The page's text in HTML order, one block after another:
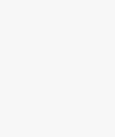
do potrzeb klienta,
opakowania.
gazetkę
w którym
następnie wymieniać